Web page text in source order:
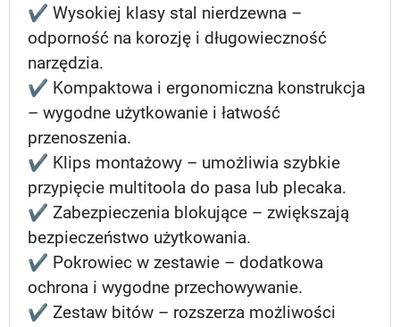
✔ Wysokiej klasy stal nierdzewna –
odporność na korozję i długowieczność
narzędzia.
✔ Kompaktowa i ergonomiczna konstrukcja
– wygodne użytkowanie i łatwość
przenoszenia.
✔ Klips montażowy – umożliwia szybkie
przypięcie multitoola do pasa lub plecaka.
✔ Zabezpieczenia blokujące – zwiększają
bezpieczeństwo użytkowania.
✔ Pokrowiec w zestawie – dodatkowa
ochrona i wygodne przechowywanie.
✔ Zestaw bitów – rozszerza możliwości